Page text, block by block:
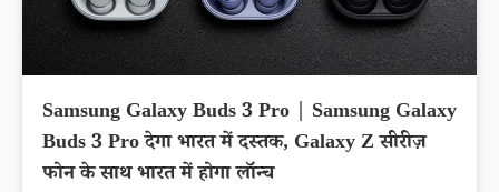
Samsung Galaxy Buds 3 Pro | Samsung Galaxy
Buds 3 Pro देगा भारत में दस्तक, Galaxy Z सीरीज़
फोन के साथ भारत में होगा लॉन्च